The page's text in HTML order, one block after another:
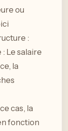
ou
:
Le salaire
la
cas, la
fonction